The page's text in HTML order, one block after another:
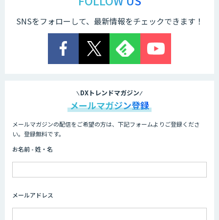
SNSをフォローして、最新情報をチェックできます！
DXトレンドマガジン
メールマガジン登録
メールマガジンの配信をご希望の方は、下記フォームよりご登録くださ
い。登録無料です。
お名前 - 姓・名
メールアドレス